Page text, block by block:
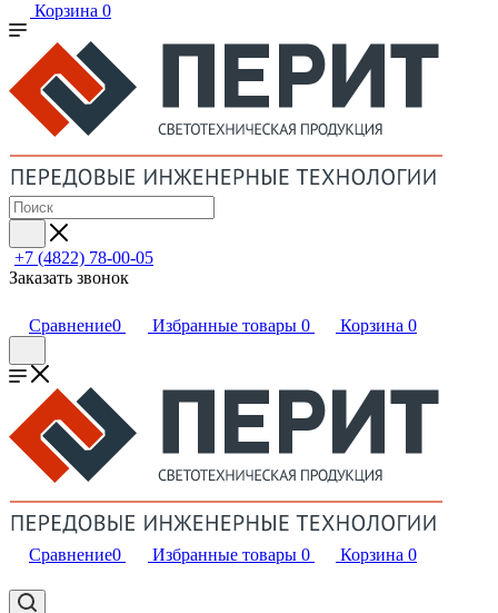
Корзина 0
+7 (4822) 78-00-05
Заказать звонок
Сравнение0 Избранные товары 0 Корзина 0
Сравнение0 Избранные товары 0 Корзина 0